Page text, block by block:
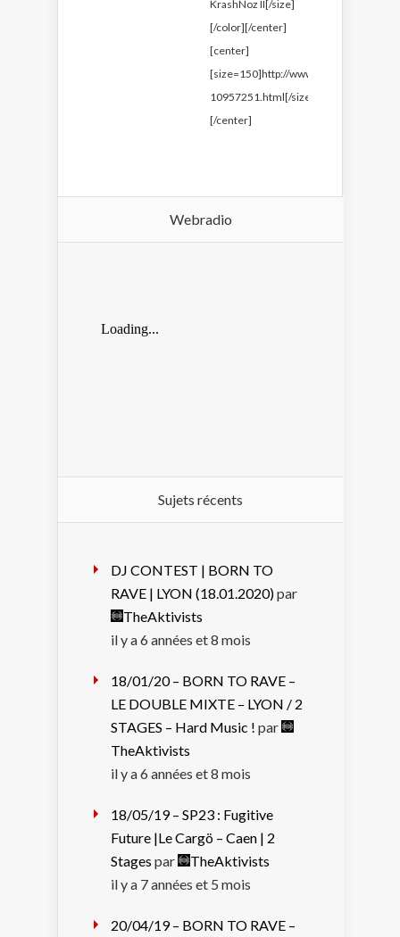
KrashNoz II[/size]
[/color][/center]
[center]
[size=150]http://www.krashwar.org/
10957251.html[/size]
[/center]
Webradio
Sujets récents
DJ CONTEST | BORN TO
RAVE | LYON (18.01.2020)par
TheAktivists
il y a 6 années et 8 mois
18/01/20 – BORN TO RAVE –
LE DOUBLE MIXTE – LYON / 2
STAGES – Hard Music ! par
TheAktivists
il y a 6 années et 8 mois
18/05/19 – SP23 : Fugitive
Future |Le Cargö – Caen | 2
Stages par
TheAktivists
il y a 7 années et 5 mois
20/04/19 – BORN TO RAVE –